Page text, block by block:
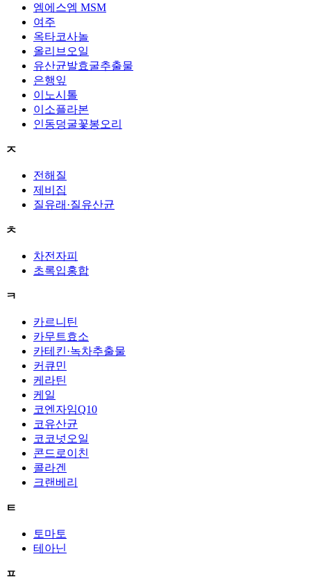
엠에스엠 MSM
여주
옥타코사놀
올리브오일
유산균발효굴추출물
은행잎
이노시톨
이소플라본
인동덩굴꽃봉오리
ㅈ
전해질
제비집
질유래·질유산균
ㅊ
차전자피
초록입홍합
ㅋ
카르니틴
카무트효소
카테킨·녹차추출물
커큐민
케라틴
케일
코엔자임Q10
코유산균
코코넛오일
콘드로이친
콜라겐
크랜베리
ㅌ
토마토
테아닌
ㅍ